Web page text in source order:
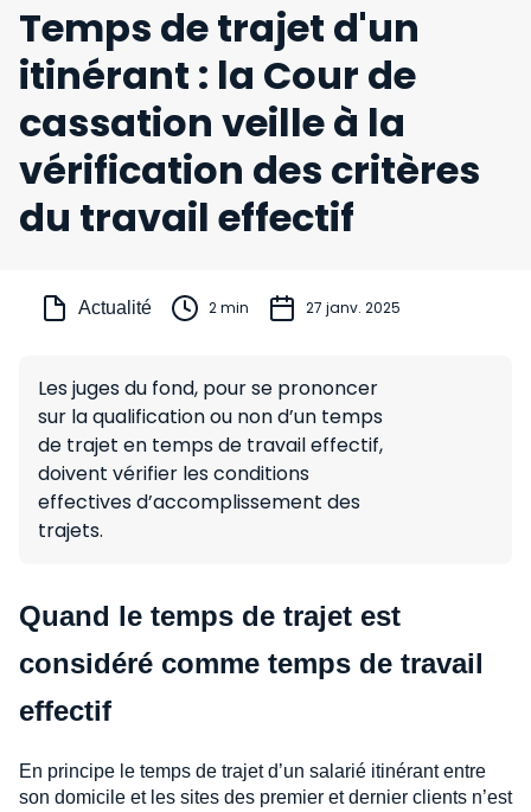
Temps de trajet d'un
itinérant : la Cour de
cassation veille à la
vérification des critères
du travail effectif
Actualité 2 min 27 janv. 2025
Les juges du fond, pour se prononcer
sur la qualification ou non d’un temps
de trajet en temps de travail effectif,
doivent vérifier les conditions
effectives d’accomplissement des
trajets.
Quand le temps de trajet est
considéré comme temps de travail
effectif
En principe le temps de trajet d’un salarié itinérant entre
son domicile et les sites des premier et dernier clients n’est